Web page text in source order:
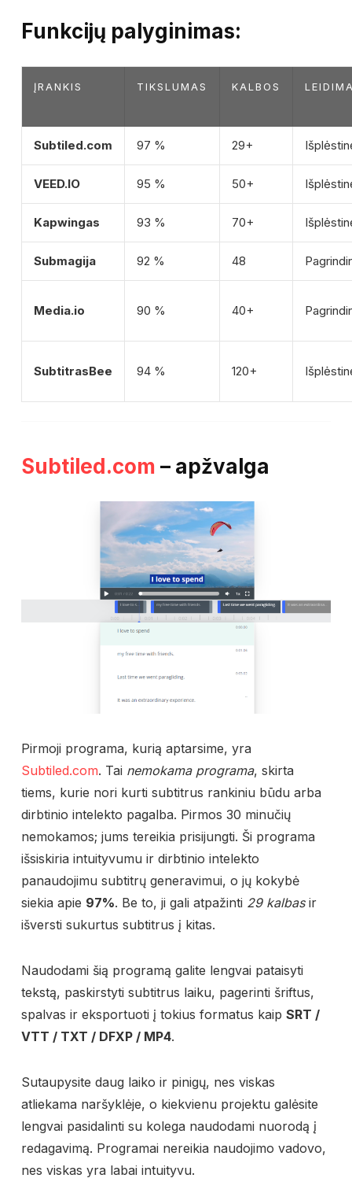
Funkcijų palyginimas:
ĮRANKIS TIKSLUMAS KALBOS
Subtiled.com 97 % 29+
VEED.IO 95 % 50+
Kapwingas 93 % 70+
Submagija 92 % 48
Media.io 90 % 40+
SubtitrasBee 94 % 120+
Subtiled.com – apžvalga
Pirmoji programa, kurią aptarsime, yra
Subtiled.com. Tai nemokama programa, skirta
tiems, kurie nori kurti subtitrus rankiniu būdu arba
dirbtinio intelekto pagalba. Pirmos 30 minučių
nemokamos; jums tereikia prisijungti. Ši programa
išsiskiria intuityvumu ir dirbtinio intelekto
panaudojimu subtitrų generavimui, o jų kokybė
siekia apie 97%. Be to, ji gali atpažinti 29 kalbasir
išversti sukurtus subtitrus į kitas.
Naudodami šią programą galite lengvai pataisyti
tekstą, paskirstyti subtitrus laiku, pagerinti šriftus,
spalvas ir eksportuoti į tokius formatus kaip SRT /
VTT / TXT / DFXP / MP4.
Sutaupysite daug laiko ir pinigų, nes viskas
atliekama naršyklėje, o kiekvienu projektu galėsite
lengvai pasidalinti su kolega naudodami nuorodą į
redagavimą. Programai nereikia naudojimo vadovo,
nes viskas yra labai intuityvu.